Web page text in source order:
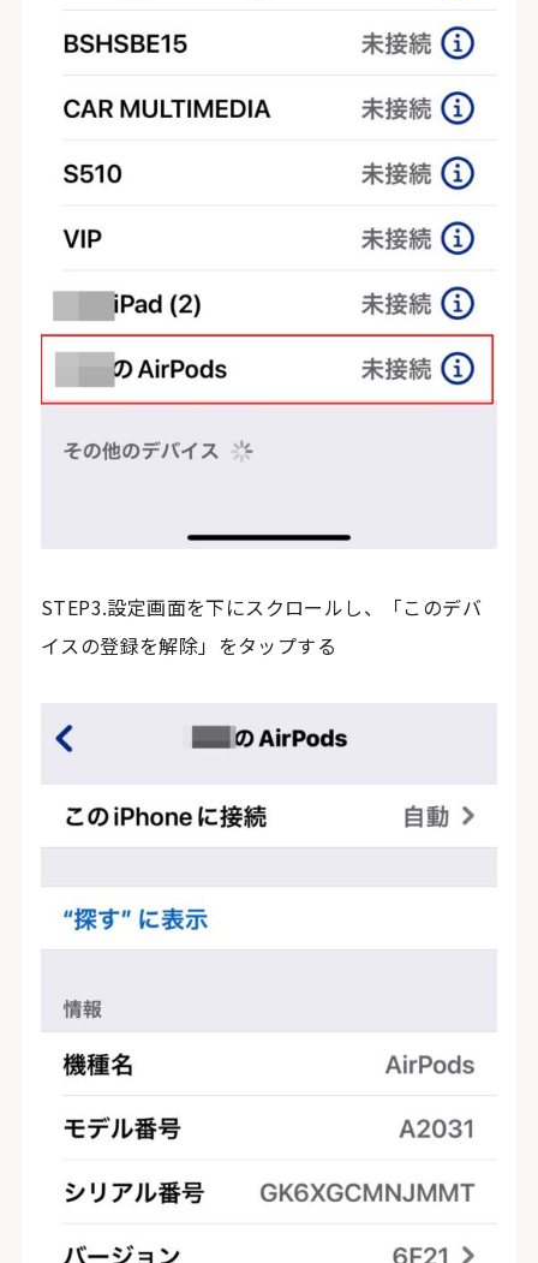
STEP3.設定画面を下にスクロールし、「このデバ
イスの登録を解除」をタップする